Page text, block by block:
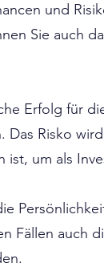
und
Sie auch
Erfolg für
Das Risko
ist, um als
Fällen auch